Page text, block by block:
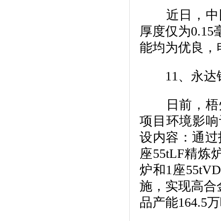
近日，中国
厚度仅为0.15
能均为优良，
11、永达
日前，梧州
项目环境影
设内容：通
座55tLF精炼
炉和1座
施，实现高
品产能164.5